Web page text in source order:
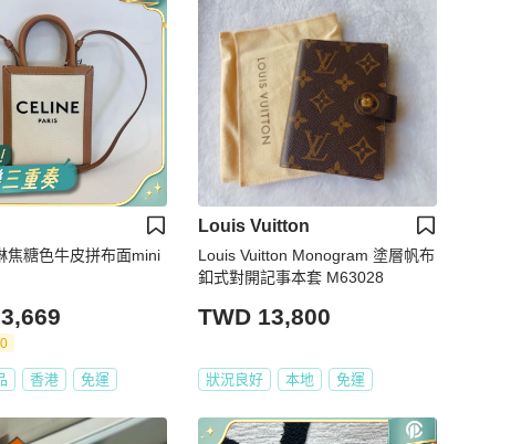
焦糖色牛皮拼布面mini
香港 免運
Louis Vuitton
Louis Vuitton Monogram 塗層帆布
釦式對開記事本套 M63028
TWD 13,800
狀況良好 本地 免運